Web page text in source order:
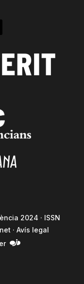
2024 · ISSN
·Avís legal